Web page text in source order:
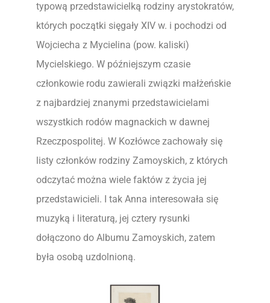
typową przedstawicielką rodziny arystokratów,
których początki sięgały XIV w. i pochodzi od
Wojciecha z Mycielina (pow. kaliski)
Mycielskiego. W późniejszym czasie
członkowie rodu zawierali związki małżeńskie
z najbardziej znanymi przedstawicielami
wszystkich rodów magnackich w dawnej
Rzeczpospolitej. W Kozłówce zachowały się
listy członków rodziny Zamoyskich, z których
odczytać można wiele faktów z życia jej
przedstawicieli. I tak Anna interesowała się
muzyką i literaturą, jej cztery rysunki
dołączono do Albumu Zamoyskich, zatem
była osobą uzdolnioną.